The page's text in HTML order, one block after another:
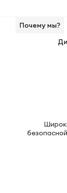
Почему мы?